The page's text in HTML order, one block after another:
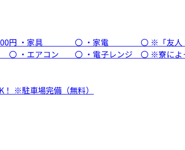
円 ・家具 〇 ・家電 〇 ※「友人・恋人
ン 〇 ・電子レンジ 〇 ※寮によって異
※駐車場完備（無料）